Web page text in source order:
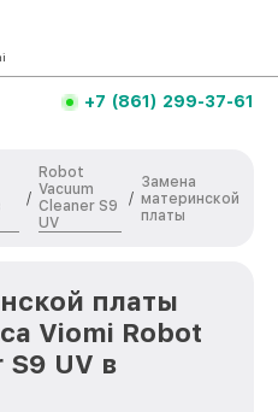
+7 (861) 299-37-61
/
Robot
Vacuum
Cleaner S9
UV
/
Замена
материнской
платы
платы
Viomi Robot
S9 UV в